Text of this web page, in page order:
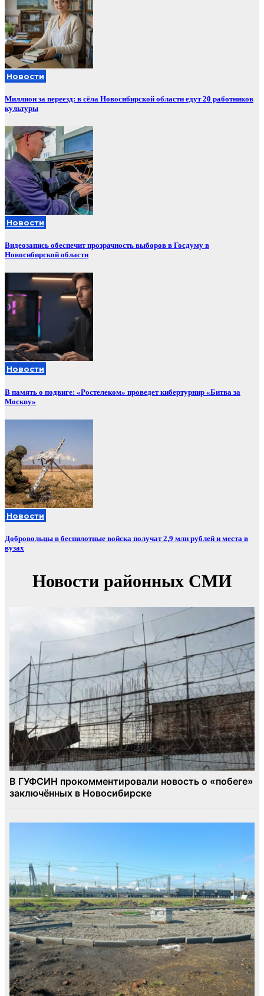
Новости
Миллион за переезд: в сёла Новосибирской области едут 20 работников
культуры
Новости
Видеозапись обеспечит прозрачность выборов в Госдуму в
Новосибирской области
Новости
В память о подвиге: «Ростелеком» проведет кибертурнир «Битва за
Москву»
Новости
Добровольцы в беспилотные войска получат 2,9 млн рублей и места в
вузах